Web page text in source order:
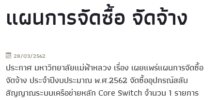
แผนการจัดซื้อ จัดจ้าง
28/03/2562
ประกาศ มหาวิทยาลัยแม่ฟ้าหลวง เรื่อง เผยแพร่แผนการจัดซื้อ
จัดจ้าง ประจำปีงบประมาณ พ.ศ.2562 จัดซื้ออุปกรณ์สลับ
สัญญาณระบบเครือข่ายหลัก Core Switch จำนวน 1 รายการ